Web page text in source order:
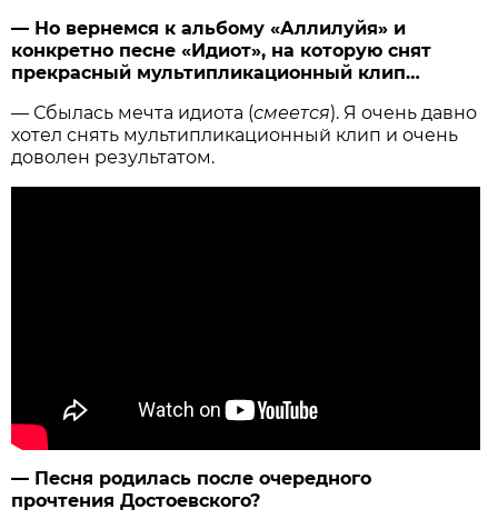
— Но вернемся к альбому «Аллилуйя» и
конкретно песне «Идиот», на которую снят
прекрасный мультипликационный клип…
— Сбылась мечта идиота (смеется). Я очень давно
хотел снять мультипликационный клип и очень
доволен результатом.
— Песня родилась после очередного
прочтения Достоевского?